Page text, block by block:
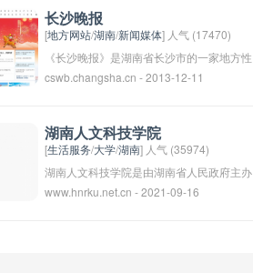
家国防科技工业局共建高校、湖南省人民政
府与原国家安全生产监督管理总局共建高
校、“十三五”国家百所中西部高校基础能力
建设工程支持高校、湖南省“双一流”建设高
长沙晚报
[地方网站/湖南/新闻媒体] 人气 (17470)
《长沙晚报》是湖南省长沙市的一家地方性
报纸，于1985年创刊，隶属于长沙市委宣
外的政治、经济、社会、文化、体育等各个
方面的新闻事件。同时也为读者提供评论、
时评、专栏、读者来信等丰富内容，是长沙
市重要的一份媒体之一。
cswb.changsha.cn - 2013-12-11
湖南人文科技学院
[生活服务/大学/湖南] 人气 (35974)
湖南人文科技学院是由湖南省人民政府主办
的全日制普通本科学院。学校位于全国文明
www.hnrku.net.cn - 2021-09-16